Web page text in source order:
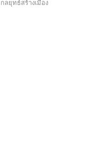
ลยุทธ์สร้างเมือง